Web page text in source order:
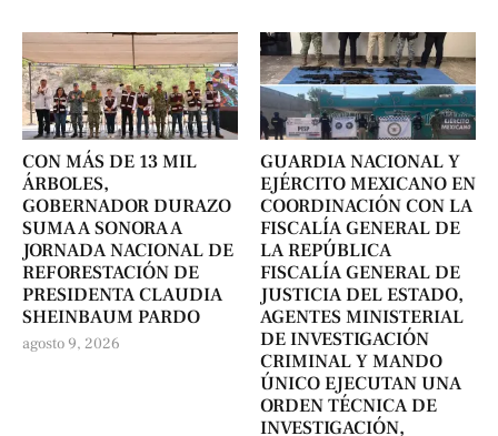
CON MÁS DE 13 MIL
ÁRBOLES,
GOBERNADOR DURAZO
SUMA A SONORA A
JORNADA NACIONAL DE
REFORESTACIÓN DE
PRESIDENTA CLAUDIA
SHEINBAUM PARDO
agosto 9, 2026
GUARDIA NACIONAL Y
EJÉRCITO MEXICANO EN
COORDINACIÓN CON LA
FISCALÍA GENERAL DE
LA REPÚBLICA
FISCALÍA GENERAL DE
JUSTICIA DEL ESTADO,
AGENTES MINISTERIAL
DE INVESTIGACIÓN
CRIMINAL Y MANDO
ÚNICO EJECUTAN UNA
ORDEN TÉCNICA DE
INVESTIGACIÓN,